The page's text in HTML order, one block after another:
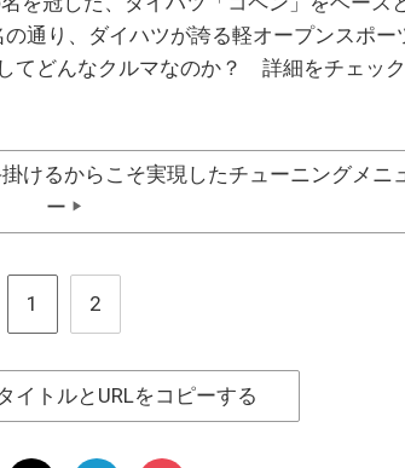
の通り、ダイハツが誇る軽オープンスポー
てどんなクルマなのか？ 詳細をチェッ
けるからこそ実現したチューニングメニ
ー ▶
1 2
イトルとURLをコピーする